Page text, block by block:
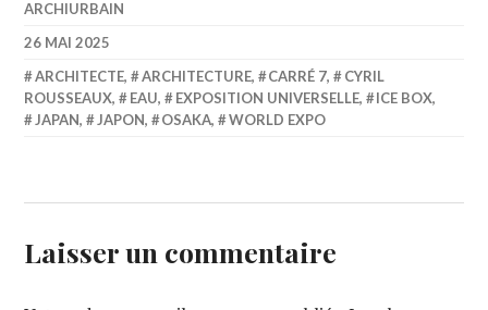
ARCHIURBAIN
26 MAI 2025
ARCHITECTE, ARCHITECTURE, CARRÉ 7,
CYRIL
ROUSSEAUX, EAU, EXPOSITION UNIVERSELLE, ICE BOX,
JAPAN, JAPON, OSAKA, WORLD EXPO
Laisser un commentaire